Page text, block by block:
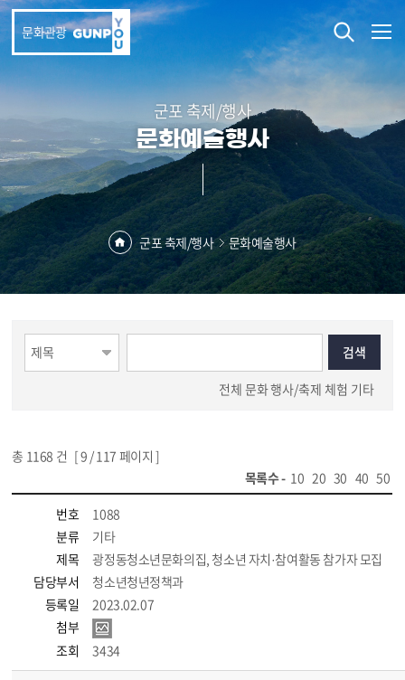
본문 바로가기
문화관광
군포 축제/행사
문화예술행사
군포 축제/행사 문화예술행사
전체 문화행사/축제 체험 기타
총 1168 건 [9 / 117 페이지 ]
목록수 - 10 20 30 40 50
번호
1088
분류
기타
제목
광정동청소년문화의집, 청소년 자치·참여활동 참가자 모집
담당부서
청소년청년정책과
등록일
2023.02.07
첨부
조회
3434